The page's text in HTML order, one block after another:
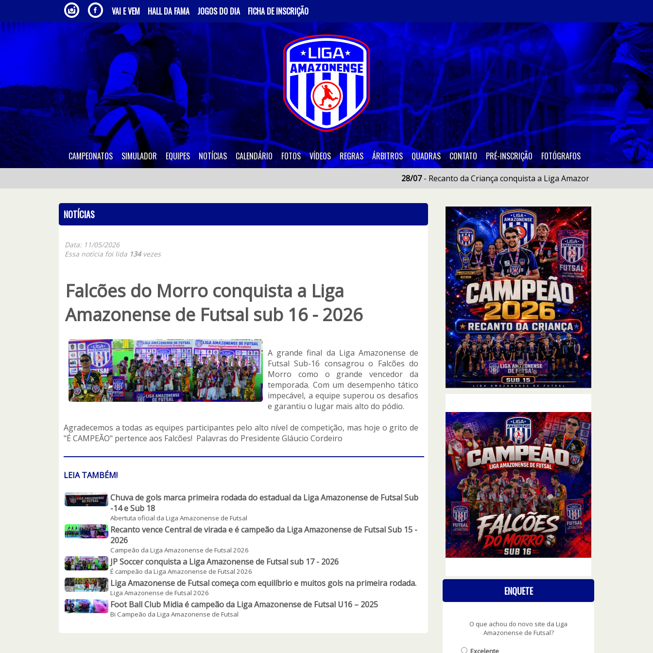
VAI E VEM HALL DA FAMA JOGOS DO DIA FICHA DE INSCRIÇÃO
CAMPEONATOS SIMULADOR EQUIPES NOTÍCIAS CALENDÁRIO FOTOS VÍDEOS REGRAS ÁRBITROS QUADRAS CONTATO PRÉ-INSCRIÇÃO FOTÓGRAFOS
- Recanto da Criança conquista a Liga Amazonense de Futsal
NOTÍCIAS
Data: 11/05/2026
Essa notícia foi lida 134vezes
Falcões do Morro conquista a Liga
Amazonense de Futsal sub 16 - 2026
A grande final da Liga Amazonense de
Futsal Sub-16 consagrou o Falcões do
Morro como o grande vencedor da
temporada. Com um desempenho tático
impecável, a equipe superou os desafios
e garantiu o lugar mais alto do pódio.
Agradecemos a todas as equipes participantes pelo alto nível de competição, mas hoje o grito de
"É CAMPEÃO" pertence aos Falcões! Palavras do Presidente Gláucio Cordeiro
LEIA TAMBÉM!
Chuva de gols marca primeira rodada do estadual da Liga Amazonense de Futsal Sub
-14 e Sub 18
Abertuta oficial da Liga Amazonense de Futsal
Recanto vence Central de virada e é campeão da Liga Amazonense de Futsal Sub 15 -
2026
Campeão da Liga Amazonense de Futsal 2026
JP Soccer conquista a Liga Amazonense de Futsal sub 17 - 2026
É campeão da Liga Amazonense de Futsal 2026
Liga Amazonense de Futsal começa com equilíbrio e muitos gols na primeira rodada.
Liga Amazonense de Futsal 2026
Foot Ball Club Midia é campeão da Liga Amazonense de Futsal U16 – 2025
Bi Campeão da Liga Amazonense de Futsal
ENQUETE
O que achou do novo site da Liga
Amazonense de Futsal?
Excelente